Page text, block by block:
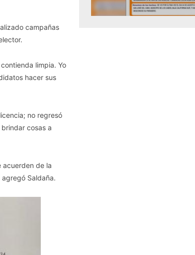
campañas
limpia. Yo
hacer sus
no regresó
cosas a
acuerden de la
Saldaña.